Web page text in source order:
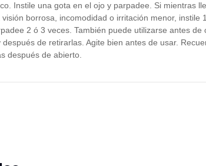
Instile una gota en el ojo y parpadee. Si mientras
borrosa, incomodidad o irritación menor, instile
2 ó 3 veces. También puede utilizarse antes de
de retirarlas. Agite bien antes de usar.
después de abierto.